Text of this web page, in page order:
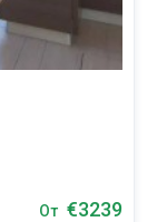
От €3239